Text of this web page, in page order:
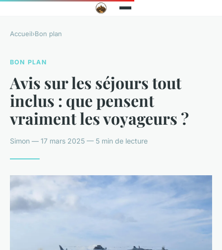
Accueil›Bon plan
BON PLAN
Avis sur les séjours tout
inclus : que pensent
vraiment les voyageurs ?
Simon — 17 mars 2025 — 5 min de lecture